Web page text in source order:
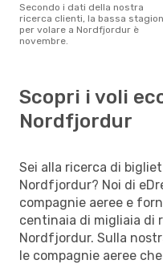
Secondo i dati della nostra
ricerca clienti, la bassa
per volare a Nordfjordur è
novembre.
Scopri i voli
Nordfjordur
Sei alla ricerca di
Nordfjordur? Noi di
compagnie aeree e
centinaia di migliaia di
Nordfjordur. Sulla
le compagnie aeree